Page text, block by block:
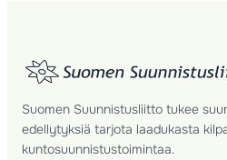
Suomen Suunnistusliitto tukee
edellytyksiä tarjota laadukasta
kuntosuunnistustoimintaa.